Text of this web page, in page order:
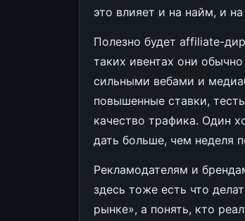
это влияет и на найм, и
Полезно будет affiliate-
таких ивентах они
сильными вебами и
повышенные ставки,
качество трафика. Один
дать больше, чем неделя
Рекламодателям и
здесь тоже есть что
рынке», а понять, кто